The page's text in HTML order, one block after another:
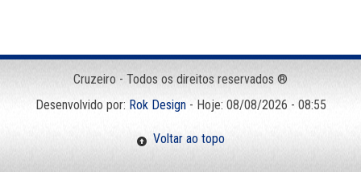
Cruzeiro - Todos os direitos reservados ®
Desenvolvido por: Rok Design- Hoje: 08/08/2026 - 08:55
Voltar ao topo